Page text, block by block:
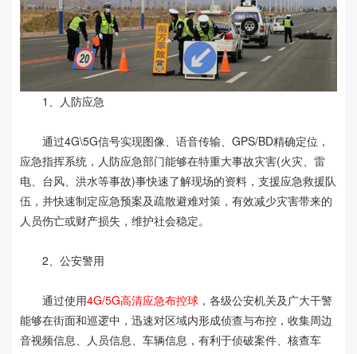
1、人防应急
通过4G\5G信号实现图像、语音传输、GPS/BD精确定位，
应急指挥系统，人防应急部门能够在特重大事故灾害(火灾、雷
电、台风、洪水等事故)事快速了解现场的资料，支援应急救援队
伍，并快速制定应急预案及疏散避难对策，有效减少灾害带来的
人员伤亡或财产损失，维护社会稳定。
2、公安警用
通过使用4G/5G高清应急布控球 ，各级公安机关及广大干警
能够在街面和巡逻中，迅速对区域内形成侦查与布控，收集周边
音视频信息、人员信息、车辆信息，有利于侦破案件、核查车